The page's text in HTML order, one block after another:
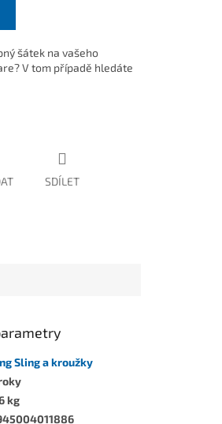
šátek na vašeho
V tom případě hledáte
SDÍLET
Sling a kroužky
kg